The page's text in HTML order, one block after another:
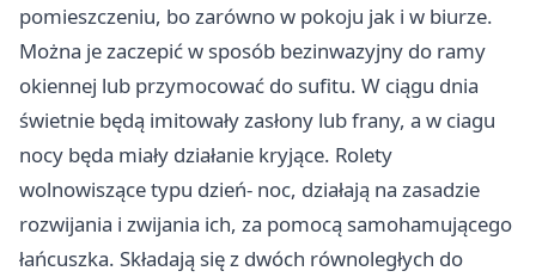
pomieszczeniu, bo zarówno w pokoju jak i w biurze.
Można je zaczepić w sposób bezinwazyjny do ramy
okiennej lub przymocować do sufitu. W ciągu dnia
świetnie będą imitowały zasłony lub frany, a w ciagu
nocy będa miały działanie kryjące. Rolety
wolnowiszące typu dzień- noc, działają na zasadzie
rozwijania i zwijania ich, za pomocą samohamującego
łańcuszka. Składają się z dwóch równoległych do